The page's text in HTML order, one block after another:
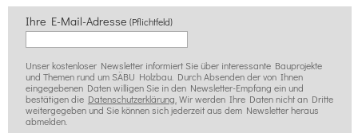
Ihre E-Mail-Adresse (Pflichtfeld)
Unser kostenloser Newsletter informiert Sie über interessante Bauprojekte
und Themen rund um SÄBU Holzbau. Durch Absenden der von Ihnen
eingegebenen Daten willigen Sie in den Newsletter-Empfang ein und
bestätigen die Datenschutzerklärung. Wir werden Ihre Daten nicht an Dritte
weitergegeben und Sie können sich jederzeit aus dem Newsletter heraus
abmelden.